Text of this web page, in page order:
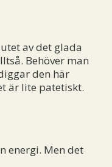
av det glada
Behöver man
den här
är lite patetiskt.
energi. Men det